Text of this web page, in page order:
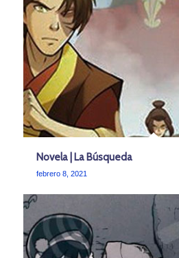
Novela | La Búsqueda
febrero 8, 2021